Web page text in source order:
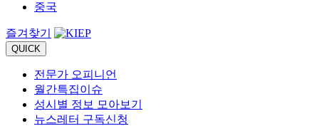
중국
즐겨찾기
QUICK
전문가 오피니언
월간특집이슈
성시별 정보 모아보기
뉴스레터 구독신청